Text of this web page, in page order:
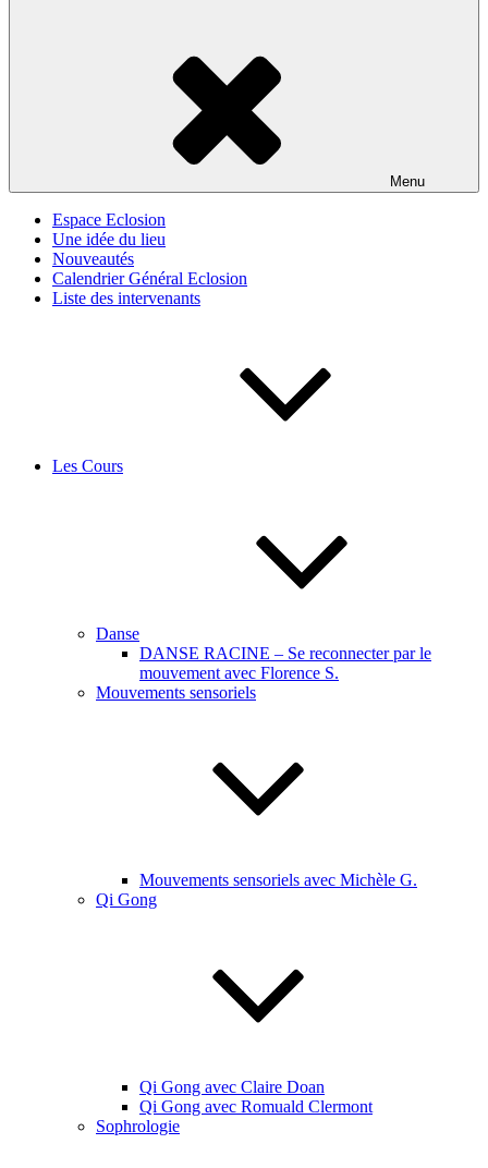
Menu
Espace Eclosion
Une idée du lieu
Nouveautés
Calendrier Général Eclosion
Liste des intervenants
Les Cours
Danse
DANSE RACINE – Se reconnecter par le
mouvement avec Florence S.
Mouvements sensoriels
Mouvements sensoriels avec Michèle G.
Qi Gong
Qi Gong avec Claire Doan
Qi Gong avec Romuald Clermont
Sophrologie